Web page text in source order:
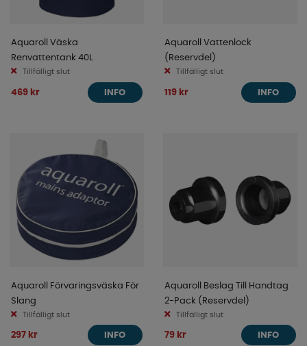
Aquaroll Väska
Renvattentank 40L
Tillfälligt slut
469 kr INFO
Aquaroll Vattenlock
(Reservdel)
Tillfälligt slut
119 kr INFO
Aquaroll Förvaringsväska För
Slang
Tillfälligt slut
297 kr INFO
Aquaroll Beslag Till Handtag
2-Pack (Reservdel)
Tillfälligt slut
79 kr INFO